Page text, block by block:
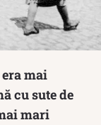
mai
cu sute de
mari